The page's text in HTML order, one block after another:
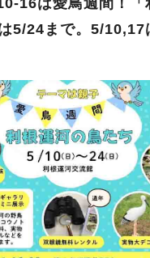
つり食べ歩き」でも大歓迎
開催日：2026年5月17
店会・キッチンカ
N-1グランプリ（メ
部】
【夜の
～19:15：「ミニ輪踊
を。
、ぜひふらっと遊びに来て
5/24まで。5/10,17